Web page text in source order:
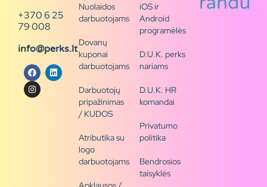
+370 6 25
79 008
info@perks.lt
Nuolaidos
darbuotojams
Dovanų
kuponai
darbuotojams
Darbuotojų
pripažinimas
/ KUDOS
Atributika su
logo
darbuotojams
iOS ir
Android
programėlės
D.U.K. perks
nariams
D.U.K. HR
komandai
Privatumo
politika
Bendrosios
taisyklės